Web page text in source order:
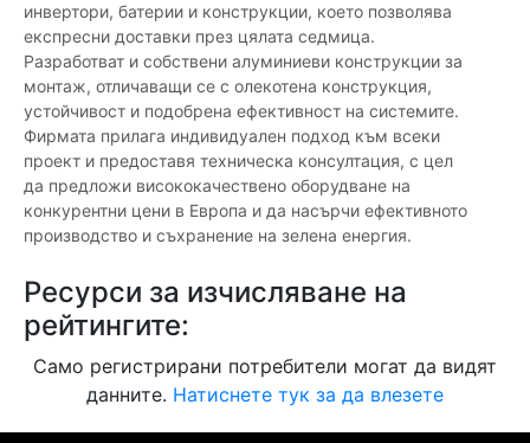
инвертори, батерии и конструкции, което позволява
експресни доставки през цялата седмица.
Разработват и собствени алуминиеви конструкции за
монтаж, отличаващи се с олекотена конструкция,
устойчивост и подобрена ефективност на системите.
Фирмата прилага индивидуален подход към всеки
проект и предоставя техническа консултация, с цел
да предложи висококачествено оборудване на
конкурентни цени в Европа и да насърчи ефективното
производство и съхранение на зелена енергия.
Ресурси за изчисляване на
рейтингите:
Само регистрирани потребители могат да видят
данните. Натиснете тук за да влезете